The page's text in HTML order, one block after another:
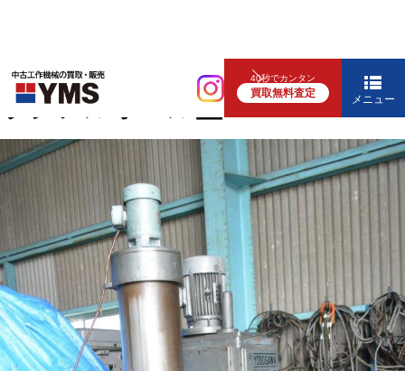
40秒でカンタン
買取無料査定 メニュー
中ぐり・ボール盤
ラジアルボール盤